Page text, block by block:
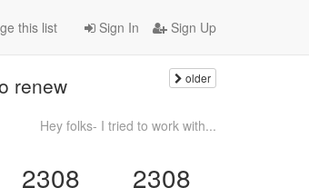
Sign In Sign Up
this list
renew older
Hey folks- I tried to work with...
2308 2308